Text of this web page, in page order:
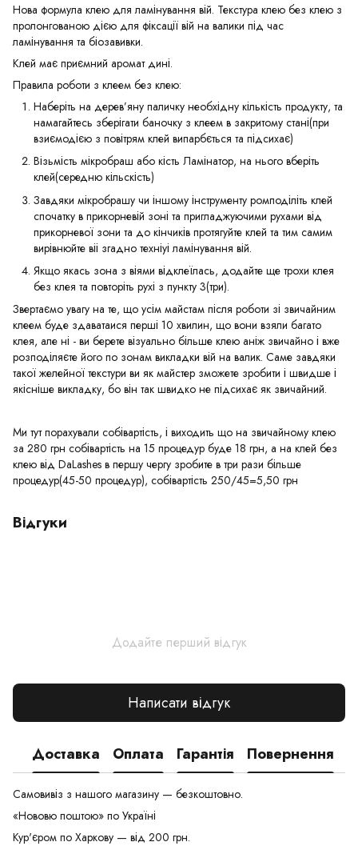
Нова формула клею для ламінування вій. Текстура клею без клею з
пролонгованою дією для фіксації вій на валики під час
ламінування та біозавивки.
Клей має приємний аромат дині.
Правила роботи з клеем без клею:
Наберіть на дерев’яну паличку необхідну кількість продукту, та
намагайтесь зберігати баночку з клеем в закритому стані(при
взиємодією з повітрям клей випарбється та підсихає)
Візьмість мікробраш або кість Ламінатор, на нього вберіть
клей(середню кільскість)
Завдяки мікробрашу чи іншому інструменту ромподіліть клей
спочатку в прикорневій зоні та пригладжуючими рухами від
прикорневої зони та до кінчиків протягуйте клей та тим самим
вирівнюйте віі згадно техніуі ламінування вій.
Якщо якась зона з віями відклеїлась, додайте ще трохи клея
без клея та повторіть рухі з пункту 3(три).
Звертаємо увагу на те, що усім майстам після роботи зі звичайним
клеем буде здаватаися перші 10 хвилин, що вони взяли багато
клея, але ні - ви берете візуально більше клею аніж звичайно і вже
розподіляєте його по зонам викладки вій на валик. Саме завдяки
такої желейної текстури ви як майстер зможете зробити і швидше і
якісніше викладку, бо він так швидко не підсихає як звичайний.
Ми тут порахували собівартість, і виходить що на звичайному клею
за 280 грн собівартість на 15 процедур буде 18 грн, а на клей без
клею від DaLashes в першу чергу зробите в три рази більше
процедур(45-50 процедур), собівартість 250/45=5,50 грн
Відгуки
Додайте перший відгук
Написати відгук
Доставка Оплата Гарантія Повернення
Самовивіз з нашого магазину — безкоштовно.
«Нововю поштою» по Україні
Кур'єром по Харкову — від 200 грн.